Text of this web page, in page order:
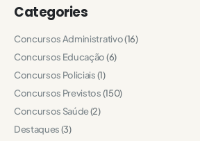
Categories
Concursos Administrativo(16)
Concursos Educação(6)
Concursos Policiais(1)
Concursos Previstos(150)
Concursos Saúde(2)
Destaques(3)